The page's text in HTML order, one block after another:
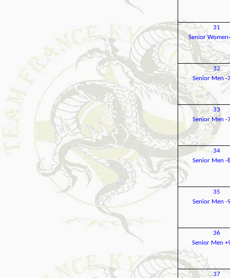
31
Senior
32
Senior Men -
33
Senior Men -
34
Senior Men -
35
Senior Men -
36
Senior Men
37